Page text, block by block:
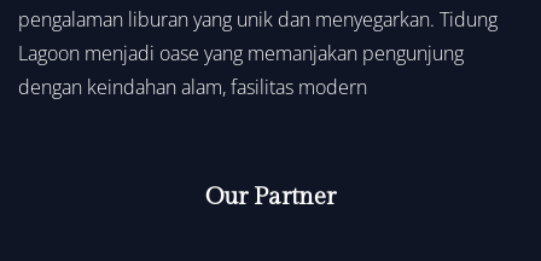
pengalaman liburan yang unik dan menyegarkan. Tidung
Lagoon menjadi oase yang memanjakan pengunjung
dengan keindahan alam, fasilitas modern
Our Partner